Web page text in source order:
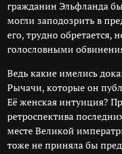
гражданин Эльфланда
могли заподозрить в
его, трудно обретается,
голословными
Ведь какие имелись
Рычачи, которые он
Её женская интуиция?
ретроспектива
месте Великой
тоже не приняла бы